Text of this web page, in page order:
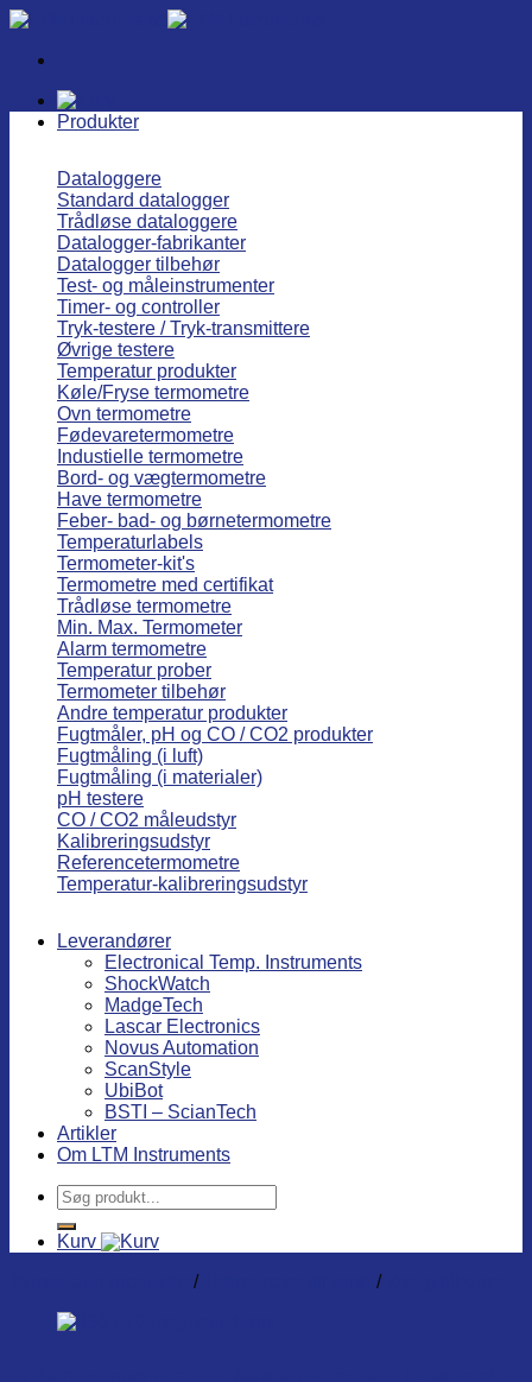
Fortsæt
indhold
Produkter
Dataloggere
Standard datalogger
Trådløse dataloggere
Datalogger-fabrikanter
Datalogger tilbehør
Test- og måleinstrumenter
Timer- og controller
Tryk-testere / Tryk-transmittere
Øvrige testere
Temperatur produkter
Køle/Fryse termometre
Ovn termometre
Fødevaretermometre
Industielle termometre
Bord- og vægtermometre
Have termometre
Feber- bad- og børnetermometre
Temperaturlabels
Termometer-kit's
Termometre med certifikat
Trådløse termometre
Min. Max. Termometer
Alarm termometre
Temperatur prober
Termometer tilbehør
Andre temperatur produkter
Fugtmåler, pH og CO / CO2 produkter
Fugtmåling (i luft)
Fugtmåling (i materialer)
pH testere
CO / CO2 måleudstyr
Kalibreringsudstyr
Referencetermometre
Temperatur-kalibreringsudstyr
Leverandører
Electronical Temp. Instruments
ShockWatch
MadgeTech
Lascar Electronics
Novus Automation
ScanStyle
UbiBot
BSTI – ScianTech
Artikler
Om LTM Instruments
Søg
efter:
Kurv
/ /